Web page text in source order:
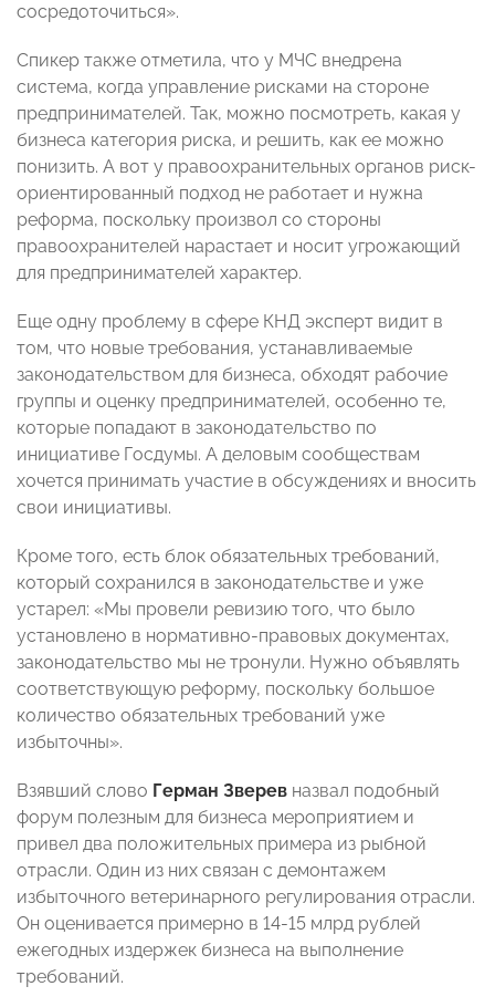
сосредоточиться».
Спикер также отметила, что у МЧС внедрена
система, когда управление рисками на стороне
предпринимателей. Так, можно посмотреть, какая у
бизнеса категория риска, и решить, как ее можно
понизить. А вот у правоохранительных органов риск-
ориентированный подход не работает и нужна
реформа, поскольку произвол со стороны
правоохранителей нарастает и носит угрожающий
для предпринимателей характер.
Еще одну проблему в сфере КНД эксперт видит в
том, что новые требования, устанавливаемые
законодательством для бизнеса, обходят рабочие
группы и оценку предпринимателей, особенно те,
которые попадают в законодательство по
инициативе Госдумы. А деловым сообществам
хочется принимать участие в обсуждениях и вносить
свои инициативы.
Кроме того, есть блок обязательных требований,
который сохранился в законодательстве и уже
устарел: «Мы провели ревизию того, что было
установлено в нормативно-правовых документах,
законодательство мы не тронули. Нужно объявлять
соответствующую реформу, поскольку большое
количество обязательных требований уже
избыточны».
Взявший слово Герман Зверев назвал подобный
форум полезным для бизнеса мероприятием и
привел два положительных примера из рыбной
отрасли. Один из них связан с демонтажем
избыточного ветеринарного регулирования отрасли.
Он оценивается примерно в 14-15 млрд рублей
ежегодных издержек бизнеса на выполнение
требований.